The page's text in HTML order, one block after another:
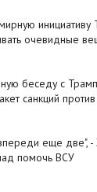
инициативу
очевидные
беседу с
санкций
еще две", -
помочь ВСУ